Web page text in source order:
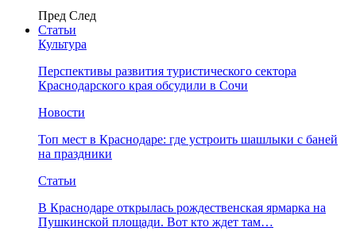
Пред След
Статьи
Культура
Перспективы развития туристического сектора
Краснодарского края обсудили в Сочи
Новости
Топ мест в Краснодаре: где устроить шашлыки с баней
на праздники
Статьи
В Краснодаре открылась рождественская ярмарка на
Пушкинской площади. Вот кто ждет там…